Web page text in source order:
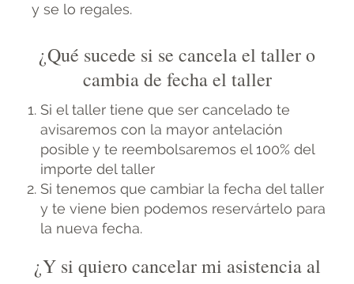
y se lo regales.
¿Qué sucede si se cancela el taller o
cambia de fecha el taller
Si el taller tiene que ser cancelado te
avisaremos con la mayor antelación
posible y te reembolsaremos el 100% del
importe del taller
Si tenemos que cambiar la fecha del taller
y te viene bien podemos reservártelo para
la nueva fecha.
¿Y si quiero cancelar mi asistencia al